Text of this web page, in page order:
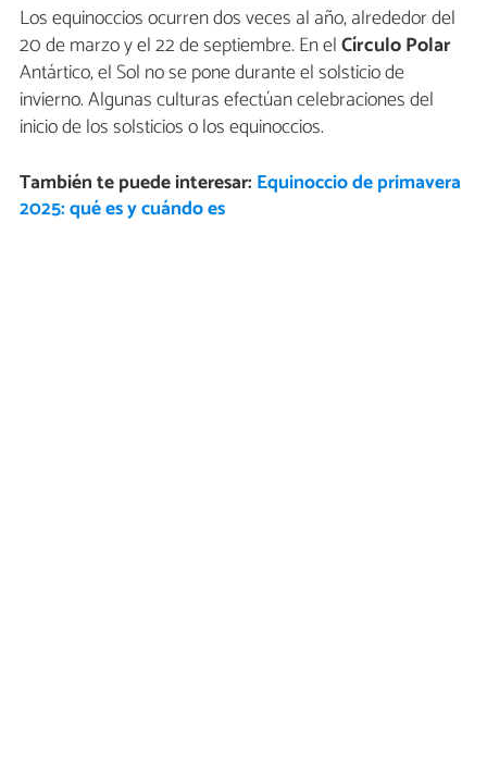
Los equinoccios ocurren dos veces al año, alrededor del
20 de marzo y el 22 de septiembre. En elCírculo Polar
Antártico, el Sol no se pone durante el solsticio de
invierno. Algunas culturas efectúan celebraciones del
inicio de los solsticios o los equinoccios.
También te puede interesar: Equinoccio de primavera
2025: qué es y cuándo es